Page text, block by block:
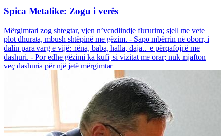
Spica Metalike: Zogu i verës
Mërgimtari zog shtegtar, vjen n’vendlindje fluturim; sjell me vete
plot dhurata, mbush shtëpinë me gëzim. - Sapo mbërrin në oborr, i
dalin para varg e vijë: nëna, baba, halla, daja... e përqafojnë me
dashuri. - Por edhe gëzimi ka kufi, si vizitat me orar; nuk mjafton
veç dashuria për një jetë mërgimtar...